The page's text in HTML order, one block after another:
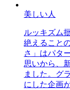
美しい人
ルッキズム
絶えること
さ」はパタ
思いから、
ました。グ
にした企画